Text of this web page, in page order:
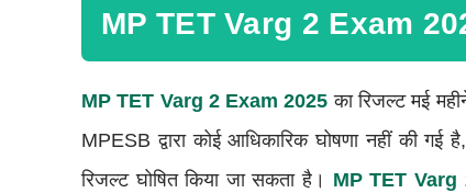
MP TET Varg 2 Exam
MP TET Varg 2 Exam 2025 का रिजल्ट मई
MPESB द्वारा कोई आधिकारिक घोषणा नहीं की
रिजल्ट घोषित किया जा सकता है। MP TET Varg